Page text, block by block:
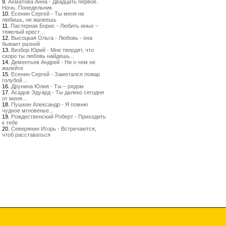
9. Ахматова Анна - Двадцать первое.
Ночь. Понедельник.
10. Есенин Сергей - Ты меня не
любишь, не жалеешь
11. Пастернак Борис - Любить иных –
тяжелый крест…
12. Высоцкая Ольга - Любовь - она
бывает разной
13. Визбор Юрий - Мне твердят, что
скоро ты любовь найдешь...
14. Дементьев Андрей - Ни о чем не
жалейте
15. Есенин Сергей - Заметался пожар
голубой...
16. Друнина Юлия - Ты – рядом
17. Асадов Эдуард - Ты далеко сегодня
от меня…
18. Пушкин Александр - Я помню
чудное мгновенье...
19. Рождественский Роберт - Приходить
к тебе
20. Северянин Игорь - Встречаются,
чтоб расставаться